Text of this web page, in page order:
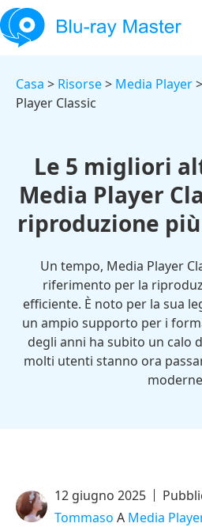
Casa > Risorse> Media Player
Player Classic
Le 5 migliori
Media Player
riproduzione
Un tempo, Media Player
riferimento per la
efficiente. È noto per la sua
un ampio supporto per i
degli anni ha subito un calo
molti utenti stanno ora
12 giugno 2025
Tommaso A Media